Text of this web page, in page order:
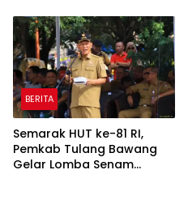
Pembangunan
BERITA
Semarak HUT ke-81 RI,
Pemkab Tulang Bawang
Gelar Lomba Senam